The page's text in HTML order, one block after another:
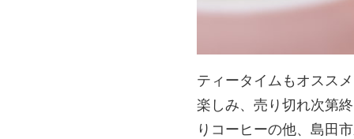
ティータイムもオスス
楽しみ、売り切れ次第
りコーヒーの他、島田